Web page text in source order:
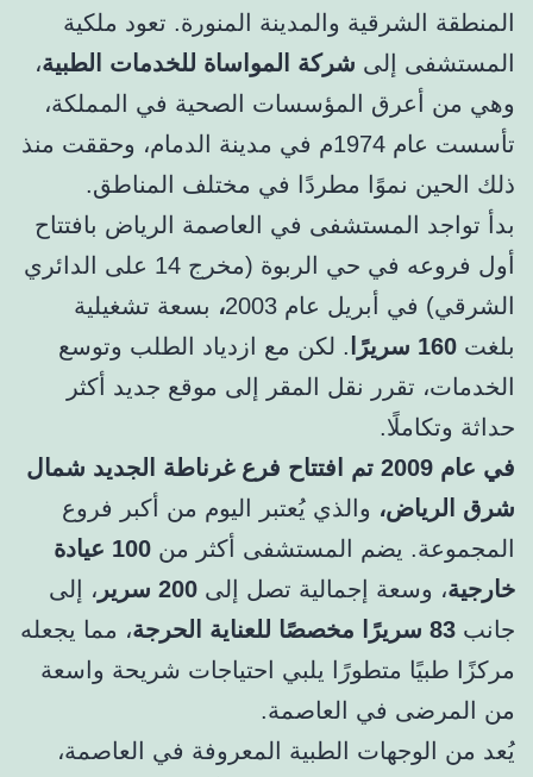
المنطقة الشرقية والمدينة المنورة. تعود ملكية
المستشفى إلى شركة المواساة للخدمات الطبية،
وهي من أعرق المؤسسات الصحية في المملكة،
تأسست عام 1974م في مدينة الدمام، وحققت منذ
ذلك الحين نموًا مطردًا في مختلف المناطق.
بدأ تواجد المستشفى في العاصمة الرياض بافتتاح
أول فروعه في حي الربوة (مخرج 14 على الدائري
الشرقي) في أبريل عام 2003
، بسعة تشغيلية
بلغت 160 سريرًا
. لكن مع ازدياد الطلب وتوسع
الخدمات، تقرر نقل المقر إلى موقع جديد أكثر
حداثة وتكاملًا.
في عام 2009 تم افتتاح فرع غرناطة الجديد شمال
شرق الرياض، والذي يُعتبر اليوم من أكبر فروع
المجموعة. يضم المستشفى أكثر من
100 عيادة
خارجية، وسعة إجمالية تصل إلى 200 سرير
، إلى
جانب 83 سريرًا مخصصًا للعناية الحرجة
، مما يجعله
مركزًا طبيًا متطورًا يلبي احتياجات شريحة واسعة
من المرضى في العاصمة.
يُعد من الوجهات الطبية المعروفة في العاصمة،